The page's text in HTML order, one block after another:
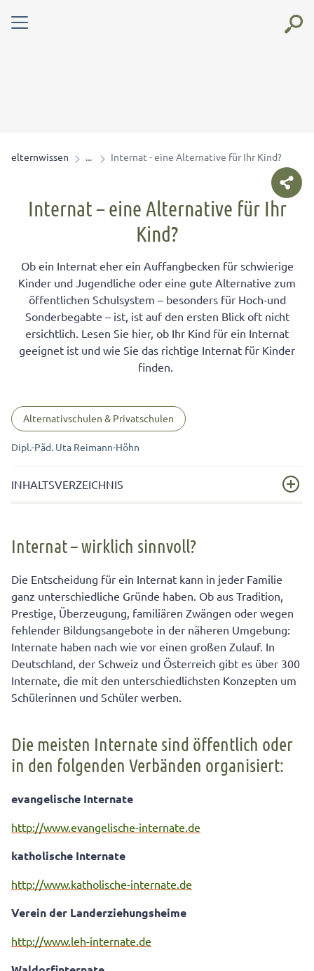
elternwissen Internat - eine Alternative für Ihr Kind?
Internat – eine Alternative für Ihr
Kind?
Ob ein Internat eher ein Auffangbecken für schwierige
Kinder und Jugendliche oder eine gute Alternative zum
öffentlichen Schulsystem – besonders für Hoch-und
Sonderbegabte – ist, ist auf den ersten Blick oft nicht
ersichtlich. Lesen Sie hier, ob Ihr Kind für ein Internat
geeignet ist und wie Sie das richtige Internat für Kinder
finden.
Alternativschulen & Privatschulen
Dipl.-Päd. Uta Reimann-Höhn
INHALTSVERZEICHNIS
Die meisten Internate sind öffentlich oder in den
Pro und contra Internat
Für ein Internat spricht
Internat – wirklich sinnvoll?
Die Entscheidung für ein Internat kann in jeder Familie
ganz unterschiedliche Gründe haben. Ob aus Tradition,
Prestige, Überzeugung, familiären Zwängen oder wegen
fehlender Bildungsangebote in der näheren Umgebung:
Internate haben nach wie vor einen großen Zulauf. In
Deutschland, der Schweiz und Österreich gibt es über 300
Internate, die mit den unterschiedlichsten Konzepten um
Schülerinnen und Schüler werben.
Die meisten Internate sind öffentlich oder
in den folgenden Verbänden organisiert:
evangelische Internate
http://www.evangelische-internate.de
katholische Internate
http://www.katholische-internate.de
Verein der Landerziehungsheime
http://www.leh-internate.de